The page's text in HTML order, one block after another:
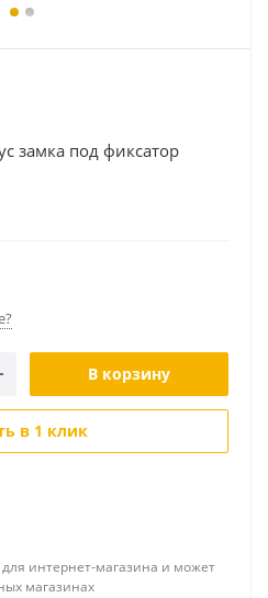
замка под фиксатор
В корзину
в 1 клик
интернет-магазина и может
магазинах